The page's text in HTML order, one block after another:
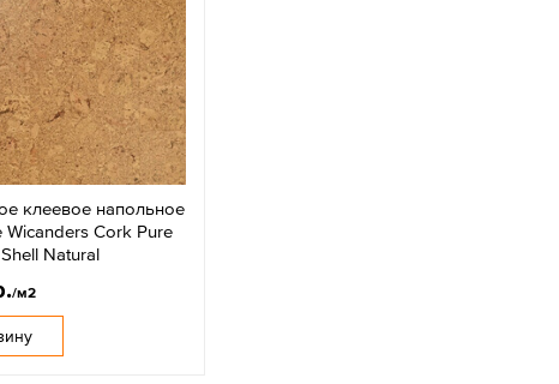
клеевое напольное
Wicanders Cork Pure
Natural
/м2